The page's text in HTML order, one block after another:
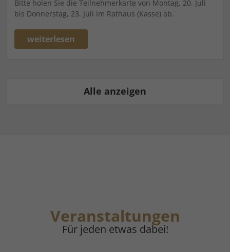
Bitte holen Sie die Teilnehmerkarte von Montag, 20. Juli
bis Donnerstag, 23. Juli im Rathaus (Kasse) ab.
weiterlesen
Alle anzeigen
Veranstaltungen
Für jeden etwas dabei!